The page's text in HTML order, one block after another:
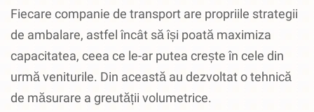
Fiecare companie de transport are propriile strategii
de ambalare, astfel încât să își poată maximiza
capacitatea, ceea ce le-ar putea crește în cele din
urmă veniturile. Din această au dezvoltat o tehnică
de măsurare a greutății volumetrice.